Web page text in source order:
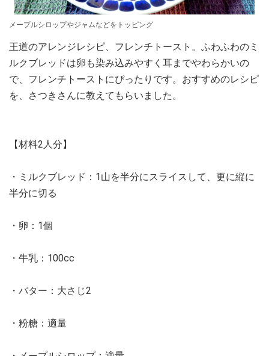
メープルシロップやジャムなどをトッピング
王道のアレンジレシピ、フレンチトースト。ふわふわのミ
ルクブレッドは卵も染み込みやすく耳までやわらかいの
で、フレンチトーストにぴったりです。おすすめのレシピ
を、さつきさんに教えてもらいました。
【材料2人分】
・ミルクブレッド：1山を半分にスライスして、更に縦に
半分に切る
・卵：1個
・牛乳：100cc
・バター：大さじ2
・粉糖：適量